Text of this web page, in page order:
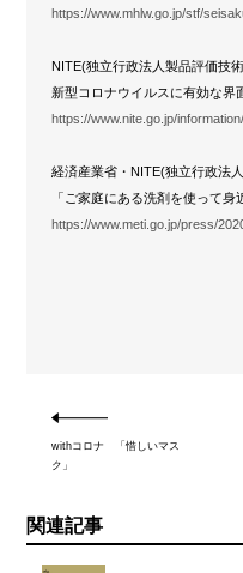
https://www.mhlw.go.jp/stf/
NITE(独立行政法人製品評価技
新型コロナウイルスに有効な界
https://www.nite.go.jp/
経済産業省・NITE(独立行政法
「ご家庭にある洗剤を使って身
https://www.meti.go.jp/press/
withコロナ 「惜しいマス
ク」
関連記事